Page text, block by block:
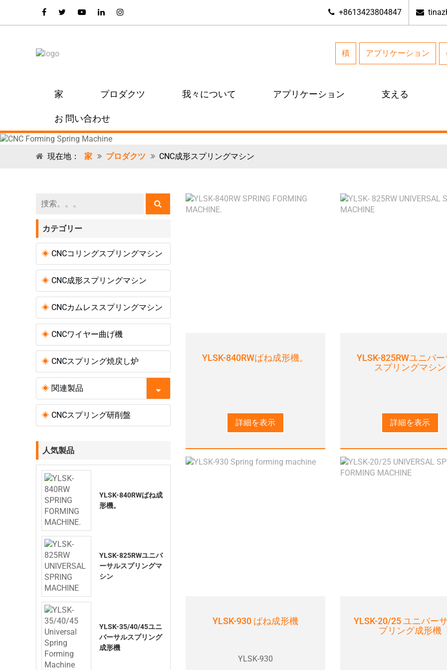
+8613423804847
積 アプリケーション
家 プロダクツ 我々について アプリケーション 支える
お 問い合わせ
現在地： 家 プロダクツ CNC成形スプリングマシン
YLSK-840RWばね成形機。
詳細を表示
YLSK-825RWユニバ
スプリングマシン
詳細を表示
YLSK-930 ばね成形機
YLSK-930
YLSK-20/25 ユニバー
プリング成形機
カテゴリー
CNCコリングスプリングマシン
CNC成形スプリングマシン
CNCカムレススプリングマシン
CNCワイヤー曲げ機
CNCスプリング焼戻し炉
関連製品
CNCスプリング研削盤
人気製品
YLSK-840RWばね成
形機。
YLSK-825RWユニバ
ーサルスプリングマ
シン
YLSK-35/40/45ユニ
バーサルスプリング
成形機